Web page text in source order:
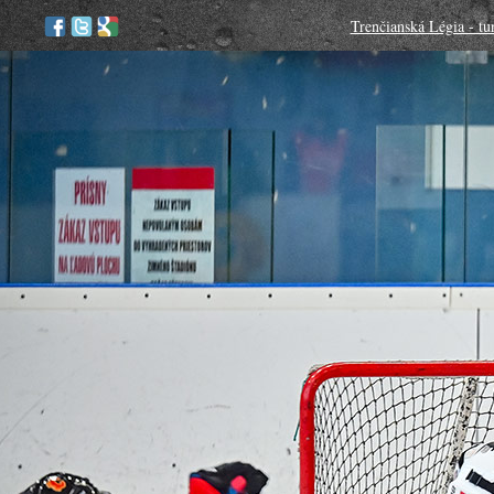
Trenčianská Légia -